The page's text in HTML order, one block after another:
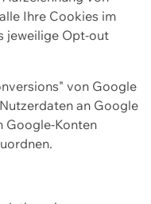
Ihre Cookies im
jeweilige Opt-out
von Google
an Google
Google-Konten